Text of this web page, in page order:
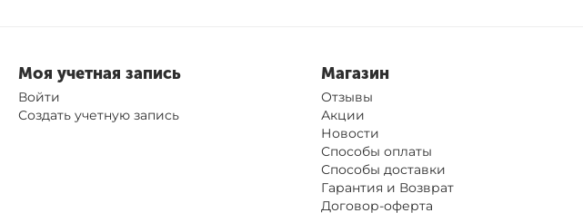
Моя учетная запись
Войти
Создать учетную запись
Магазин
Отзывы
Акции
Новости
Способы оплаты
Способы доставки
Гарантия и Возврат
Договор-оферта